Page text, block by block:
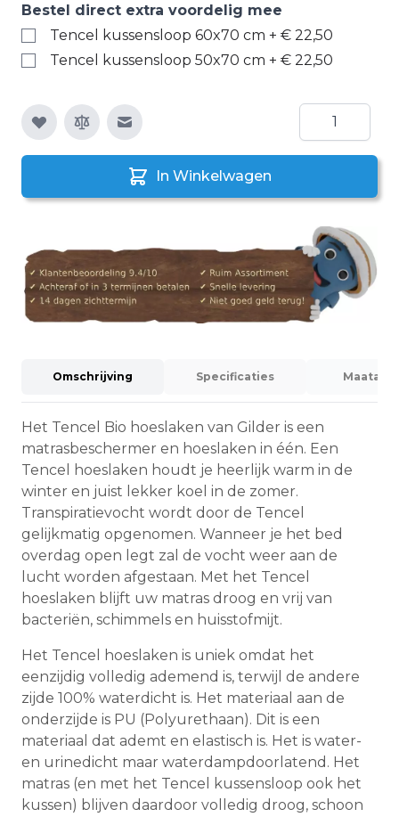
Bestel direct extra voordelig mee
Tencel kussensloop 60x70 cm + € 22,50
Tencel kussensloop 50x70 cm + € 22,50
E-mail naar een vriend
Aantal
In Winkelwagen
Omschrijving Specificaties
Het Tencel Bio hoeslaken van Gilder is een
matrasbeschermer en hoeslaken in één. Een
Tencel hoeslaken houdt je heerlijk warm in de
winter en juist lekker koel in de zomer.
Transpiratievocht wordt door de Tencel
gelijkmatig opgenomen. Wanneer je het bed
overdag open legt zal de vocht weer aan de
lucht worden afgestaan. Met het Tencel
hoeslaken blijft uw matras droog en vrij van
bacteriën, schimmels en huisstofmijt.
Het Tencel hoeslaken is uniek omdat het
eenzijdig volledig ademend is, terwijl de andere
zijde 100% waterdicht is. Het materiaal aan de
onderzijde is PU (Polyurethaan). Dit is een
materiaal dat ademt en elastisch is. Het is water-
en urinedicht maar waterdampdoorlatend. Het
matras (en met het Tencel kussensloop ook het
kussen) blijven daardoor volledig droog, schoon